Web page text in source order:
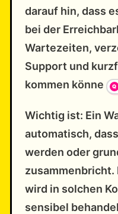
darauf hin, dass
bei der
Wartezeiten,
Support und
kommen könne
Wichtig ist: Ein
automatisch,
werden oder
wird in solchen
sensibel